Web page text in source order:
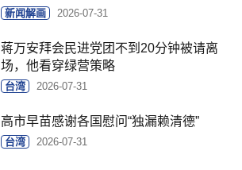
新闻解画 2026-07-31
蒋万安拜会民进党团不到20分钟被请离
场，他看穿绿营策略
台湾 2026-07-31
高市早苗感谢各国慰问“独漏赖清德”
台湾 2026-07-31